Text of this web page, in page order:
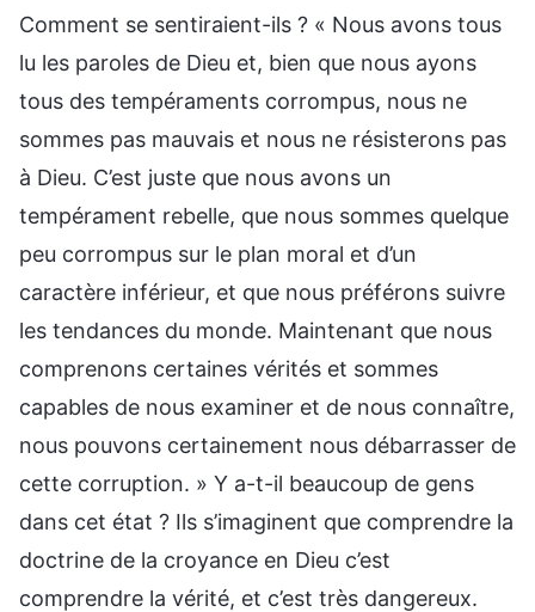
Comment se sentiraient-ils ? « Nous avons tous
lu les paroles de Dieu et, bien que nous ayons
tous des tempéraments corrompus, nous ne
sommes pas mauvais et nous ne résisterons pas
à Dieu. C’est juste que nous avons un
tempérament rebelle, que nous sommes quelque
peu corrompus sur le plan moral et d’un
caractère inférieur, et que nous préférons suivre
les tendances du monde. Maintenant que nous
comprenons certaines vérités et sommes
capables de nous examiner et de nous connaître,
nous pouvons certainement nous débarrasser de
cette corruption. » Y a-t-il beaucoup de gens
dans cet état ? Ils s’imaginent que comprendre la
doctrine de la croyance en Dieu c’est
comprendre la vérité, et c’est très dangereux.